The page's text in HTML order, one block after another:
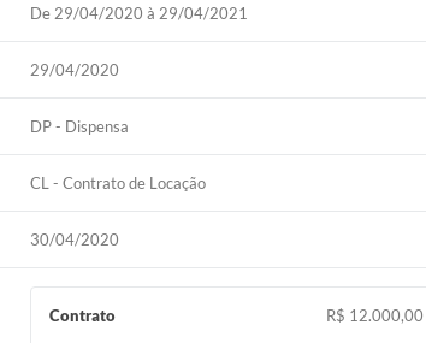
De 29/04/2020 à 29/04/2021
29/04/2020
DP - Dispensa
CL - Contrato de Locação
30/04/2020
Contrato
R$ 12.000,00